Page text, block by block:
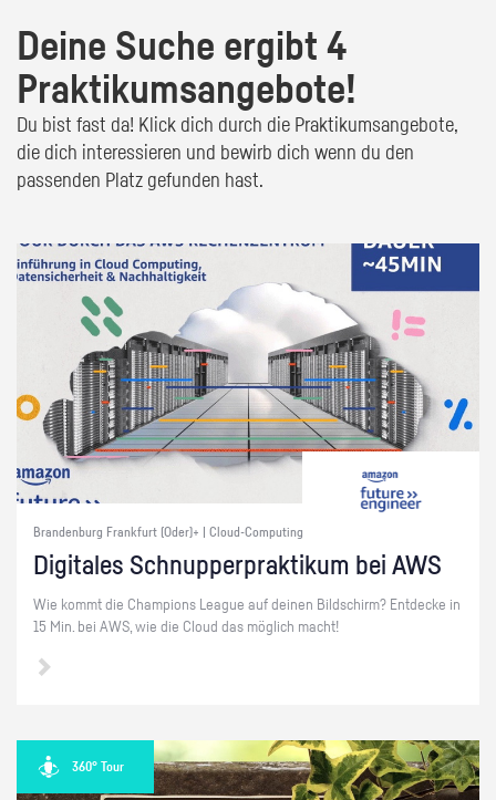
Deine Suche ergibt 4
Praktikumsangebote!
Du bist fast da! Klick dich durch die Praktikumsangebote,
die dich interessieren und bewirb dich wenn du den
passenden Platz gefunden hast.
Brandenburg Frankfurt (Oder)+ | Cloud-Computing
Di­gi­ta­les Schnup­per­prak­ti­kum bei AWS
Wie kommt die Cham­pi­ons Le­ague auf dei­nen Bild­schirm? Ent­de­cke in
15 Min. bei AWS, wie die Cloud das mög­lich macht!
360° Tour